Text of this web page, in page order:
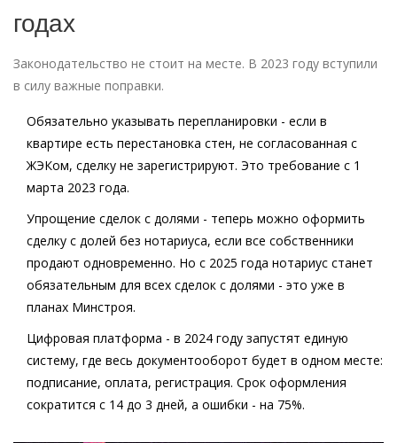
годах
Законодательство не стоит на месте. В 2023 году вступили
в силу важные поправки.
Обязательно указывать перепланировки - если в
квартире есть перестановка стен, не согласованная с
ЖЭКом, сделку не зарегистрируют. Это требование с 1
марта 2023 года.
Упрощение сделок с долями - теперь можно оформить
сделку с долей без нотариуса, если все собственники
продают одновременно. Но с 2025 года нотариус станет
обязательным для всех сделок с долями - это уже в
планах Минстроя.
Цифровая платформа - в 2024 году запустят единую
систему, где весь документооборот будет в одном месте:
подписание, оплата, регистрация. Срок оформления
сократится с 14 до 3 дней, а ошибки - на 75%.